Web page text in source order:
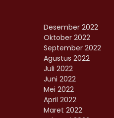
Desember 2022
Oktober 2022
September 2022
Agustus 2022
Juli 2022
Juni 2022
Mei 2022
April 2022
Maret 2022